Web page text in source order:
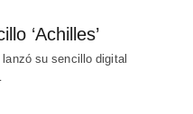
‘Achilles’
su sencillo digital